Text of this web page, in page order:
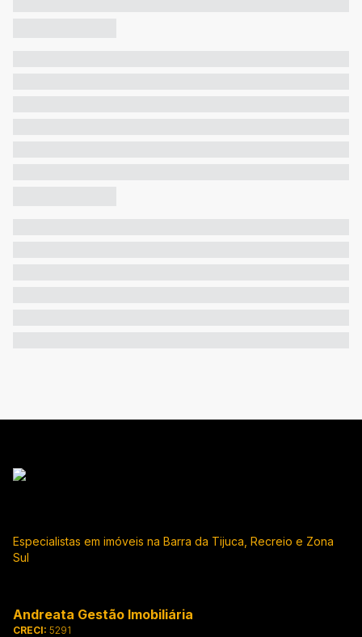
Especialistas em imóveis na Barra da Tijuca, Recreio e Zona
Sul
Andreata Gestão Imobiliária
CRECI: 5291